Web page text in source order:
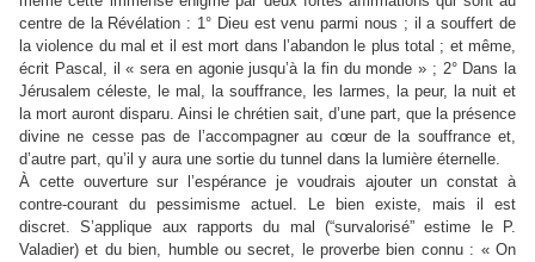
centre de la Révélation : 1° Dieu est venu parmi nous ; il a souffert de
la violence du mal et il est mort dans l’abandon le plus total ; et même,
écrit Pascal, il « sera en agonie jusqu’à la fin du monde » ; 2° Dans la
Jérusalem céleste, le mal, la souffrance, les larmes, la peur, la nuit et
la mort auront disparu. Ainsi le chrétien sait, d’une part, que la présence
divine ne cesse pas de l’accompagner au cœur de la souffrance et,
d’autre part, qu’il y aura une sortie du tunnel dans la lumière éternelle.
À cette ouverture sur l’espérance je voudrais ajouter un constat à
contre-courant du pessimisme actuel. Le bien existe, mais il est
discret. S’applique aux rapports du mal
(“survalorisé” estime le P.
Valadier) et du bien, humble ou secret, le proverbe bien connu : « On